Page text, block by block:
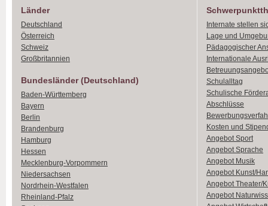
Länder
Deutschland
Österreich
Schweiz
Großbritannien
Bundesländer (Deutschland)
Baden-Württemberg
Bayern
Berlin
Brandenburg
Hamburg
Hessen
Mecklenburg-Vorpommern
Niedersachsen
Nordrhein-Westfalen
Rheinland-Pfalz
Internate stellen
Lage und
Pädagogischer
Internationale
Schulalltag
Schulische
Abschlüsse
Kosten und
Angebot Sport
Angebot Sprache
Angebot Musik
Angebot Kunst/
Angebot Theater/
Angebot